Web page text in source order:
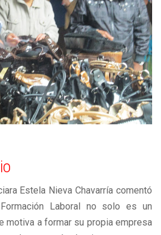
Estela Nieva Chavarría comentó
Laboral no solo es un
motiva a formar su propia empresa